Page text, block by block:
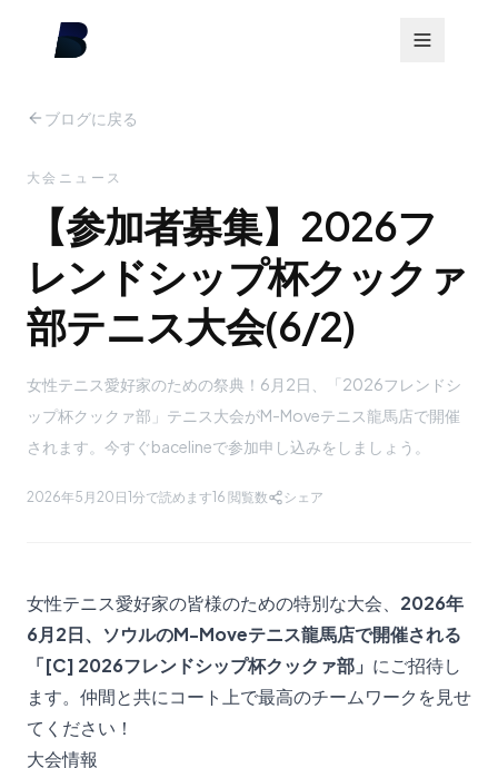
ブログに戻る
大会ニュース
【参加者募集】2026フ
レンドシップ杯クックァ
部テニス大会(6/2)
女性テニス愛好家のための祭典！6月2日、「2026フレンドシ
ップ杯クックァ部」テニス大会がM-Moveテニス龍馬店で開催
されます。今すぐbacelineで参加申し込みをしましょう。
2026年5月20日1分で読めます16 閲覧数 シェア
女性テニス愛好家の皆様のための特別な大会、 2026年
6月2日、ソウルのM-Moveテニス龍馬店で開催される
「[C] 2026フレンドシップ杯クックァ部」 にご招待し
ます。仲間と共にコート上で最高のチームワークを見せ
てください！
大会情報